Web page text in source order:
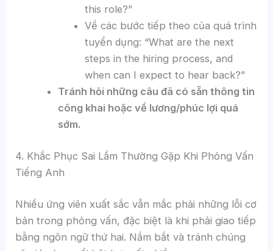
this role?”
Về các bước tiếp theo của quá trình
tuyển dụng: “What are the next
steps in the hiring process, and
when can I expect to hear back?”
Tránh hỏi những câu đã có sẵn thông tin
công khai hoặc về lương/phúc lợi quá
sớm.
4. Khắc Phục Sai Lầm Thường Gặp Khi Phỏng Vấn
Tiếng Anh
Nhiều ứng viên xuất sắc vẫn mắc phải những lỗi cơ
bản trong phỏng vấn, đặc biệt là khi phải giao tiếp
bằng ngôn ngữ thứ hai. Nắm bắt và tránh chúng